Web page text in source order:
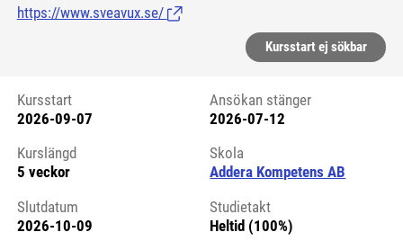
https://www.sveavux.se/ (Länk till extern sida.)
Kursstart ej sökbar
Kursstart 6145389
Kursstart
2026-09-07
Ansökan stänger
2026-07-12
Kurslängd
5 veckor
Skola
Addera Kompetens AB
Slutdatum
2026-10-09
Studietakt
Heltid (100%)